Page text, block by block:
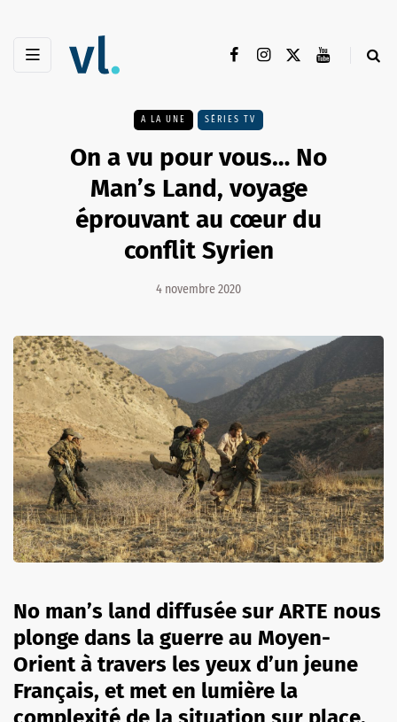
A LA UNE SÉRIES TV
On a vu pour vous… No
Man’s Land, voyage
éprouvant au cœur du
conflit Syrien
4 novembre 2020
No man’s land diffusée sur ARTE nous
plonge dans la guerre au Moyen-
Orient à travers les yeux d’un jeune
Français, et met en lumière la